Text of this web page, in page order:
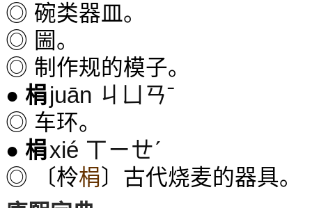
◎ 碗类器皿。
◎ 圌。
◎ 制作规的模子。
● 梋juān ㄐㄩㄢˉ
◎ 车环。
● 梋xié ㄒㄧㄝˊ
◎ 〔柃梋〕古代烧麦的器具。